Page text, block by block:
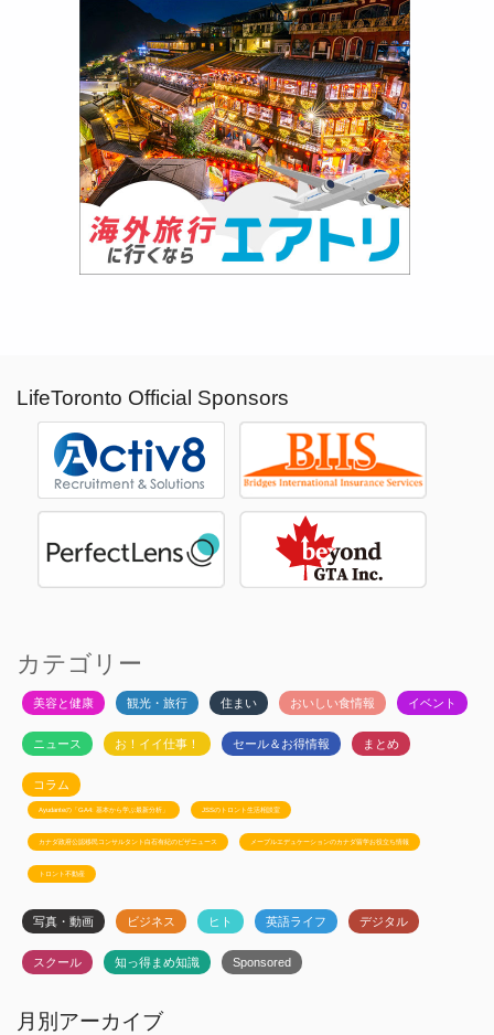
LifeToronto Official Sponsors
カテゴリー
美容と健康 観光・旅行 住まい おいしい食情報 イベント
ニュース お！イイ仕事！ セール＆お得情報 まとめ
コラム
Ayudanteの「GA4: 基本から学ぶ最新分析」 JSSのトロント生活相談室
カナダ政府公認移民コンサルタント白石有紀のビザニュース メープルエデュケーションのカナダ留学お役立ち情報
トロント不動産
写真・動画 ビジネス ヒト 英語ライフ デジタル
スクール 知っ得まめ知識 Sponsored
月別アーカイブ